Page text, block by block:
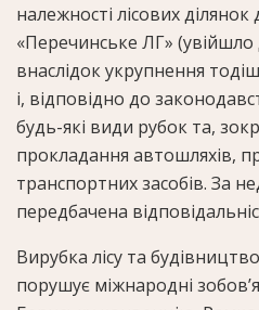
належності лісових
«Перечинське ЛГ» (увійшло
внаслідок укрупнення
і, відповідно до
будь-які види рубок та,
прокладання автошляхів,
транспортних засобів. За
передбачена
Вирубка лісу та
порушує міжнародні